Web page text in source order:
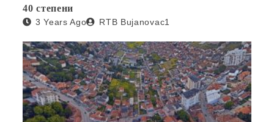
40 степени
3 Years Ago RTB Bujanovac1